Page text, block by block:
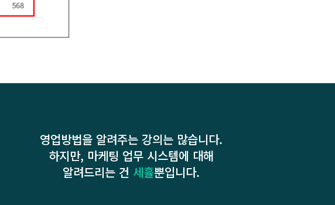
영업방법을 알려주는 강의는 많습니다.
하지만, 마케팅 업무 시스템에 대해
알려드리는 건 세휼뿐입니다.